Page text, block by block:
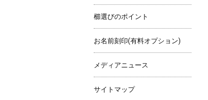
櫛選びのポイント
お名前刻印(有料オプション)
メディアニュース
サイトマップ